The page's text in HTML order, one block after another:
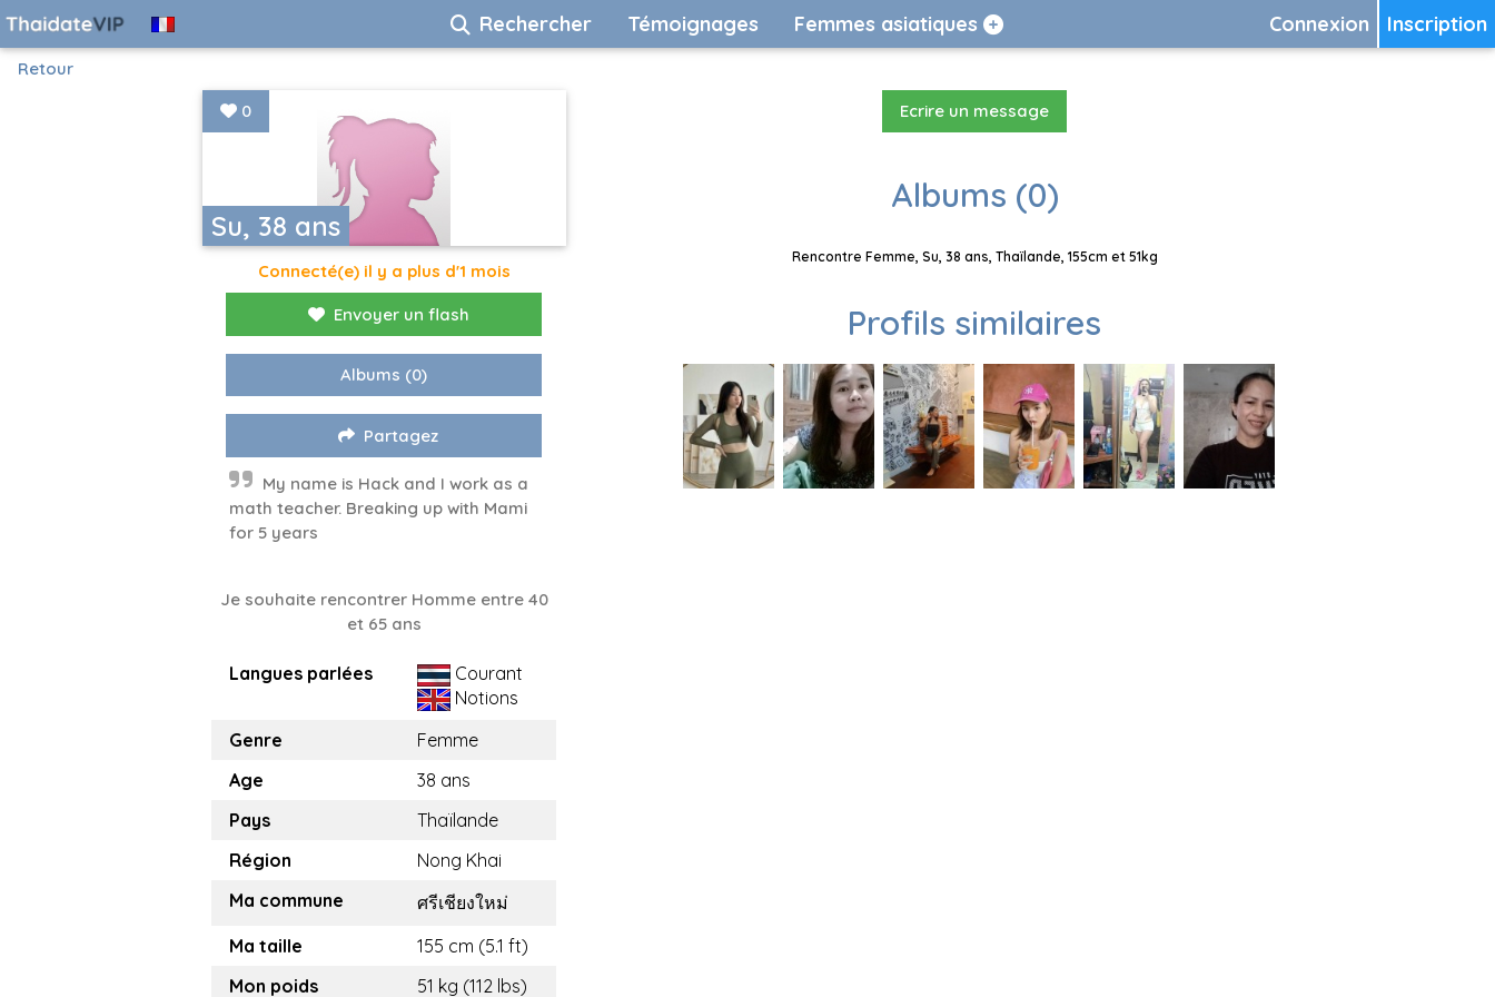
Inscription
Connexion
Rechercher Témoignages Femmes asiatiques
Retour
Su, 38 ans
0
Connecté(e) il y a plus d'1 mois
Envoyer un flash
Albums (0)
Partagez
My name is Hack and I work as a
math teacher. Breaking up with Mami
for 5 years
Je souhaite rencontrer Homme entre 40
et 65 ans
Langues parlées
Courant
Notions
Genre
Femme
Age
38 ans
Pays
Thaïlande
Région
Nong Khai
Ma commune
ศรีเชียงใหม่
Ma taille
155 cm (5.1 ft)
Mon poids
51 kg (112 lbs)
Ecrire un message
Albums (0)
Rencontre Femme, Su, 38 ans, Thaïlande, 155cm et 51kg
Profils similaires